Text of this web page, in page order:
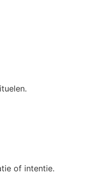
of intentie.